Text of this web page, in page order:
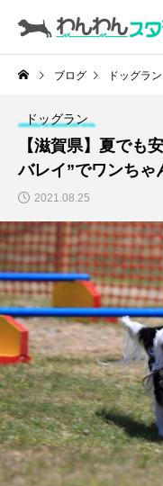
CATEGORY
ドッグラン
ドッグカフェ
愛犬とおでかけ (公
愛犬と旅行
トリミングサロン
動物病院
コラム
トップページ
人気の記事ランキング
メンバー
会社概要
ブログ ドッグラン
ドッグラン
【滋賀県】夏でも
バレイ”でワンちゃ
2021.08.25